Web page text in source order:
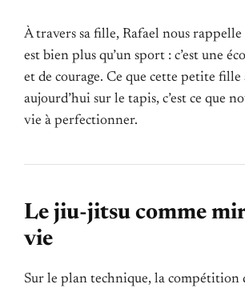
À travers sa fille, Rafael nous
est bien plus qu’un sport : c’est une
et de courage. Ce que cette petite
aujourd’hui sur le tapis, c’est ce que
vie à perfectionner.
Le jiu-jitsu comme
vie
Sur le plan technique, la compétition